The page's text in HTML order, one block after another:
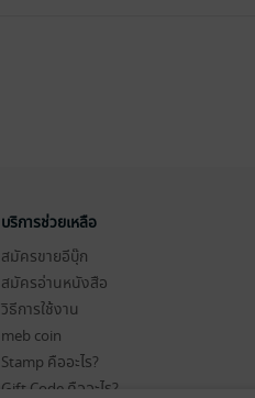
บริการช่วยเหลือ
สมัครขายอีบุ๊ก
สมัครอ่านหนังสือ
วิธีการใช้งาน
meb coin
Stamp คืออะไร?
Gift Code คืออะไร?